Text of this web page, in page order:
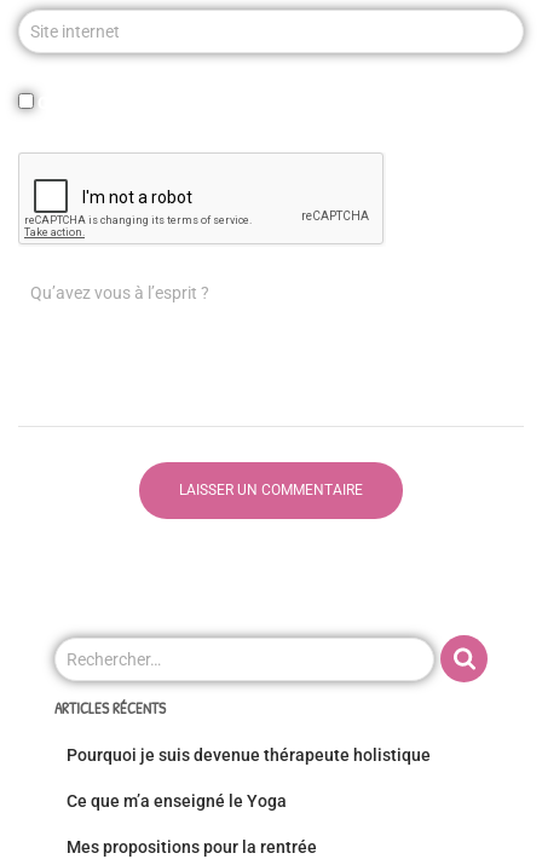
Site internet
Qu’avez vous à l’esprit ?
Rechercher…
ARTICLES RÉCENTS
Pourquoi je suis devenue thérapeute holistique
Ce que m’a enseigné le Yoga
Mes propositions pour la rentrée